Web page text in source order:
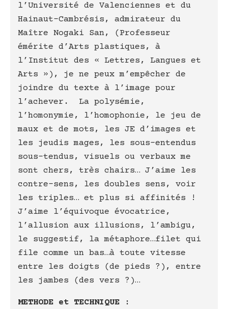
l’Université de Valenciennes et du
Hainaut-Cambrésis, admirateur du
Maître Nogaki San, (Professeur
émérite d’Arts plastiques, à
l’Institut des « Lettres, Langues et
Arts »), je ne peux m’empêcher de
joindre du texte à l’image pour
l’achever. La polysémie,
l’homonymie, l’homophonie, le jeu de
maux et de mots, les JE d’images et
les jeudis mages, les sous-entendus
sous-tendus, visuels ou verbaux me
sont chers, très chairs… J’aime les
contre-sens, les doubles sens, voir
les triples… et plus si affinités !
J’aime l’équivoque évocatrice,
l’allusion aux illusions, l’ambigu,
le suggestif, la métaphore…filet qui
file comme un bas…à toute vitesse
entre les doigts (de pieds ?), entre
les jambes (des vers ?)…
METHODE et TECHNIQUE :